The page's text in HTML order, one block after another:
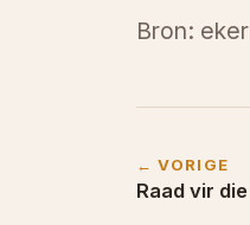
Bron:
← VORIGE
Raad vir